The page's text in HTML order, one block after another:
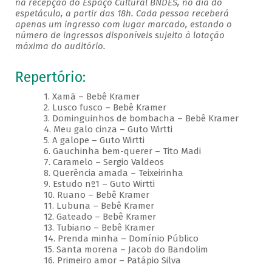
na recepção do Espaço Cultural BNDES, no dia do
espetáculo, a partir das 18h. Cada pessoa receberá
apenas um ingresso com lugar marcado, estando o
número de ingressos disponíveis sujeito à lotação
máxima do auditório.
Repertório:
1. Xamã – Bebê Kramer
2. Lusco fusco – Bebê Kramer
3. Dominguinhos de bombacha – Bebê Kramer
4. Meu galo cinza – Guto Wirtti
5. A galope – Guto Wirtti
6. Gauchinha bem-querer – Tito Madi
7. Caramelo – Sergio Valdeos
8. Querência amada – Teixeirinha
9. Estudo nº1 – Guto Wirtti
10. Ruano – Bebê Kramer
11. Lubuna – Bebê Kramer
12. Gateado – Bebê Kramer
13. Tubiano – Bebê Kramer
14. Prenda minha – Domínio Público
15. Santa morena – Jacob do Bandolim
16. Primeiro amor – Patápio Silva